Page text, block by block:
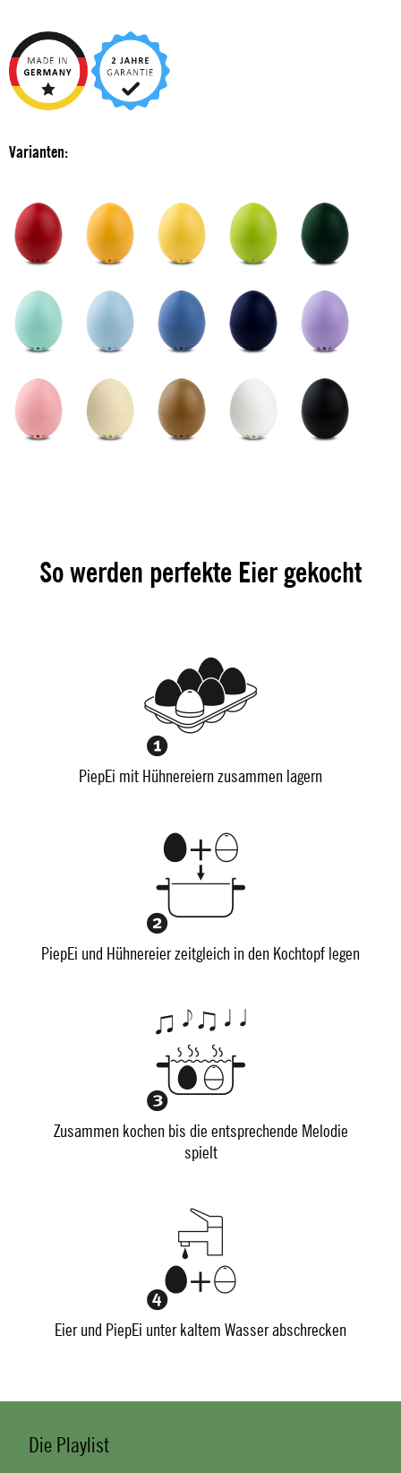
Varianten:
So werden perfekte Eier gekocht
PiepEi mit Hühnereiern zusammen lagern
PiepEi und Hühnereier zeitgleich in den Kochtopf legen
Zusammen kochen bis die entsprechende Melodie
spielt
Eier und PiepEi unter kaltem Wasser abschrecken
Die Playlist